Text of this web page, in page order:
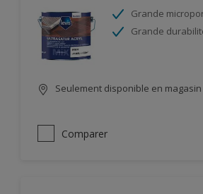
Grande
Grande
Seulement disponible en magasin
Comparer